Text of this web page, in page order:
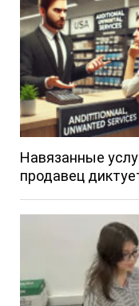
Навязанные
продавец